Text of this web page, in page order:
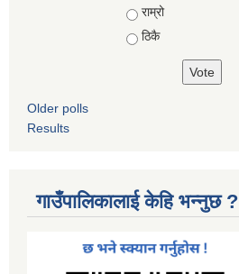
Choices
राम्रो
ठिकै
Older polls
Results
गाउँपालिकालाई केहि भन्नुछ ?